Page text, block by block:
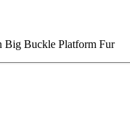
Big Buckle Platform Fur